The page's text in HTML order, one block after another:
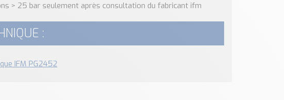
> 25 bar seulement après consultation du fabricant ifm
:
IFM PG2452